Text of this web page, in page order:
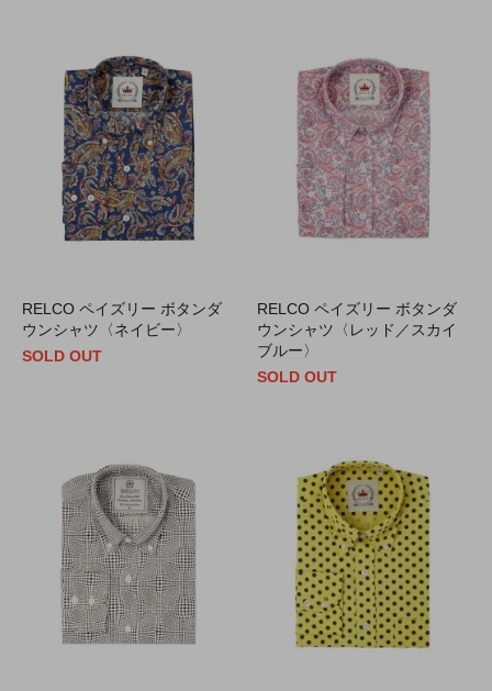
RELCO ペイズリー ボタンダ
ウンシャツ〈ネイビー〉
SOLD OUT
RELCO ペイズリー ボタンダ
ウンシャツ〈レッド／スカイ
ブルー〉
SOLD OUT